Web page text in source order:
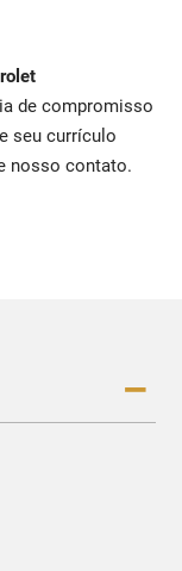
de compromisso
seu currículo
nosso contato.